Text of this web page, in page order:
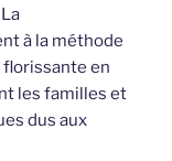
à la méthode
en
les familles et
dus aux